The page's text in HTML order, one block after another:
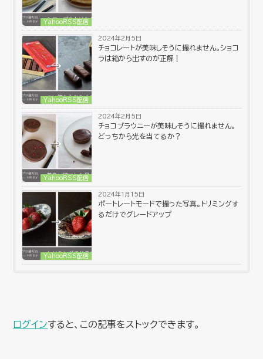
YahooRSS配信
YahooRSS配信
2024年2月5日
チョコレートが美味しそうに撮れません。ショコ
ラは箱から出すのが正解！
YahooRSS配信
2024年2月5日
チョコブラウニーが美味しそうに撮れません。
どっちから光を当てるか？
YahooRSS配信
2024年1月15日
ポートレートモードで撮った写真。トリミングす
るだけでグレードアップ
ログインすると、この記事をストックできます。